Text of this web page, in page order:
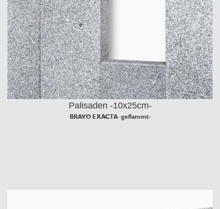
Palisaden -10x25cm-
BRAVO EXACTA -geflammt-